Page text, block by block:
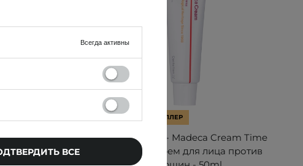
Comfort
БЕСТСЕЛЛЕР
Centellian24 - Madeca Cream Time
Reverse - Крем для лица против
Всегда активны
ВСЕ